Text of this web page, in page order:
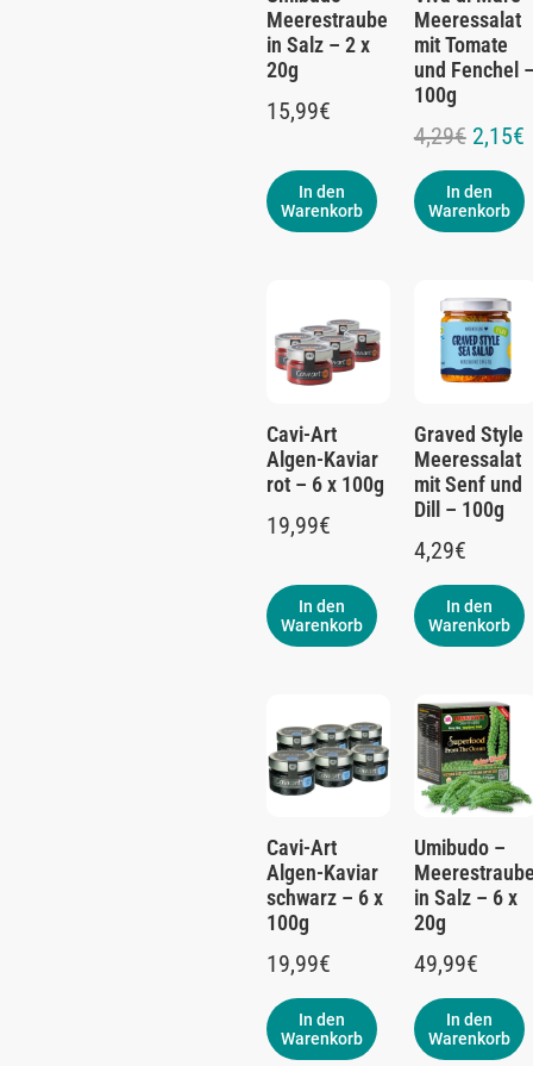
Meerestraube
in Salz – 2 x
20g
15,99€
In den
Warenkorb
Meeressalat
mit Tomate
und Fenchel
100g
4,29€ 2,15€
In den
Warenkorb
Cavi-Art
Algen-Kaviar
rot – 6 x 100g
19,99€
In den
Warenkorb
Graved Style
Meeressalat
mit Senf und
Dill – 100g
4,29€
In den
Warenkorb
Cavi-Art
Algen-Kaviar
schwarz – 6 x
100g
19,99€
In den
Warenkorb
Umibudo –
in Salz – 6 x
20g
49,99€
In den
Warenkorb